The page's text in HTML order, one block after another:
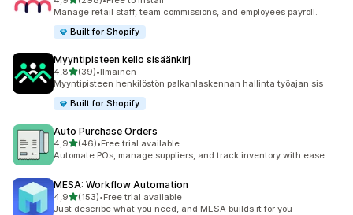
298 arvostelua yhteensä
Manage retail staff, team commissions, and employees payroll.
Built for Shopify
Myyntipisteen kello sisäänkirj
4,8/ 5 tähteä
(39)
39 arvostelua yhteensä
•Ilmainen
Myyntipisteen henkilöstön palkanlaskennan hallinta työajan sis
Built for Shopify
Auto Purchase Orders
4,9/ 5 tähteä
(46)
46 arvostelua yhteensä
•Free trial available
Automate POs, manage suppliers, and track inventory with ease
MESA: Workflow Automation
4,9/ 5 tähteä
(153)
153 arvostelua yhteensä
•Free trial available
Just describe what you need, and MESA builds it for you